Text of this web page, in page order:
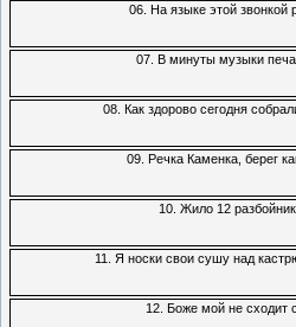
06. На языке этой звонкой
07. В минуты музыки
08. Как здорово сегодня
09. Речка Каменка, берег
10. Жило 12
11. Я носки свои сушу над
12. Боже мой не сходит